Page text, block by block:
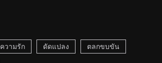
ความรัก ดัดแปลง ตลกขบขัน